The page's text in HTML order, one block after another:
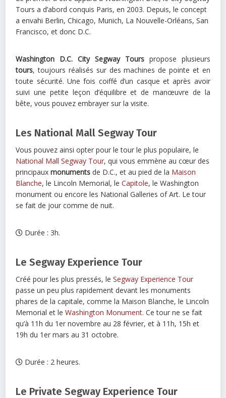
Tours a d’abord conquis Paris, en 2003. Depuis, le concept
a envahi Berlin, Chicago, Munich, La Nouvelle-Orléans, San
Francisco, et donc D.C.
Washington D.C. City Segway Tourspropose plusieurs
tours, toujours réalisés sur des machines de pointe et en
toute sécurité. Une fois coiffé d’un casque et après avoir
suivi une petite leçon d’équilibre et de manœuvre de la
bête, vous pouvez embrayer sur la visite.
Les National Mall Segway Tour
Vous pouvez ainsi opter pour le tour le plus populaire, le
National Mall Segway Tour, qui vous emmène au cœur des
principauxmonuments de D.C., et au pied de la Maison
Blanche, le Lincoln Memorial, leCapitole, le Washington
monument ou encore les National Galleries of Art. Le tour
se fait de jour comme de nuit.
Durée : 3h.
Le Segway Experience Tour
Créé pour les plus pressés, leSegway Experience Tour
passe un peu plus rapidement devant les monuments
phares de la capitale, comme la Maison Blanche, le Lincoln
Memorial et leWashington Monument. Ce tour ne se fait
qu’à 11h du 1er novembre au 28 février, et à 11h, 15h et
19h du 1er mars au 31 octobre.
Durée : 2 heures.
Le Private Segway Experience Tour